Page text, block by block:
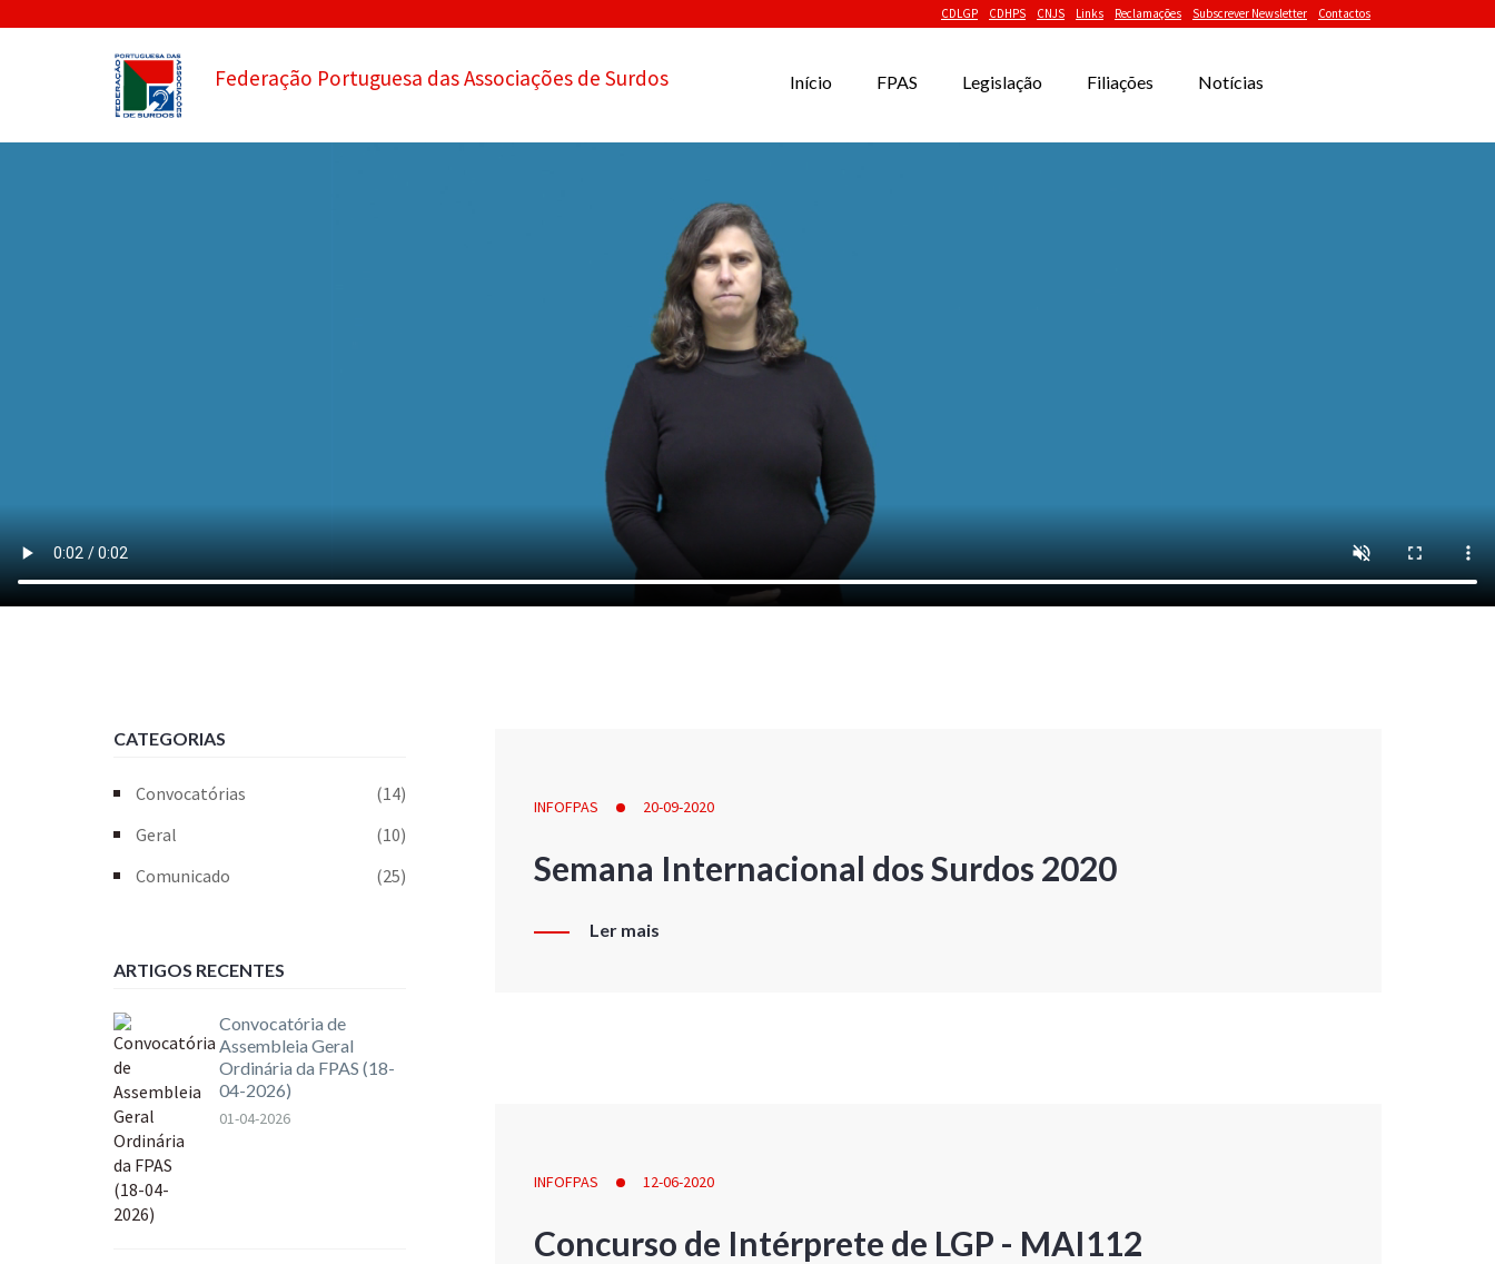
CDLGP CDHPS CNJS Links Reclamações Subscrever Newsletter Contactos
Federação Portuguesa das Associações de Surdos Início FPAS Legislação Filiações Notícias
INFOFPAS 20-09-2020
Semana Internacional dos Surdos 2020
Ler mais
INFOFPAS 12-06-2020
Concurso de Intérprete de LGP - MAI112
CATEGORIAS
Convocatórias
(14)
Geral
(10)
Comunicado
(25)
ARTIGOS RECENTES
Convocatória de
Assembleia Geral
Ordinária da FPAS (18-
04-2026)
01-04-2026